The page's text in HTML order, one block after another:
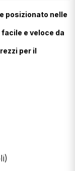
posizionato nelle
e veloce da
per il